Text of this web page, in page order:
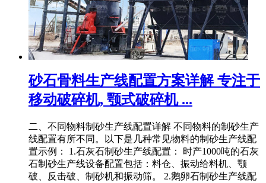
砂石骨料生产线配置方案详解 专注于
移动破碎机, 颚式破碎机 ...
二、不同物料制砂生产线配置详解 不同物料的制砂生产
线配置有所不同。以下是几种常见物料的制砂生产线配
置示例： 1.石灰石制砂生产线配置： 时产1000吨的石灰
石制砂生产线设备配置包括：料仓、振动给料机、颚
破、反击破、制砂机和振动筛。 2.鹅卵石制砂生产线配